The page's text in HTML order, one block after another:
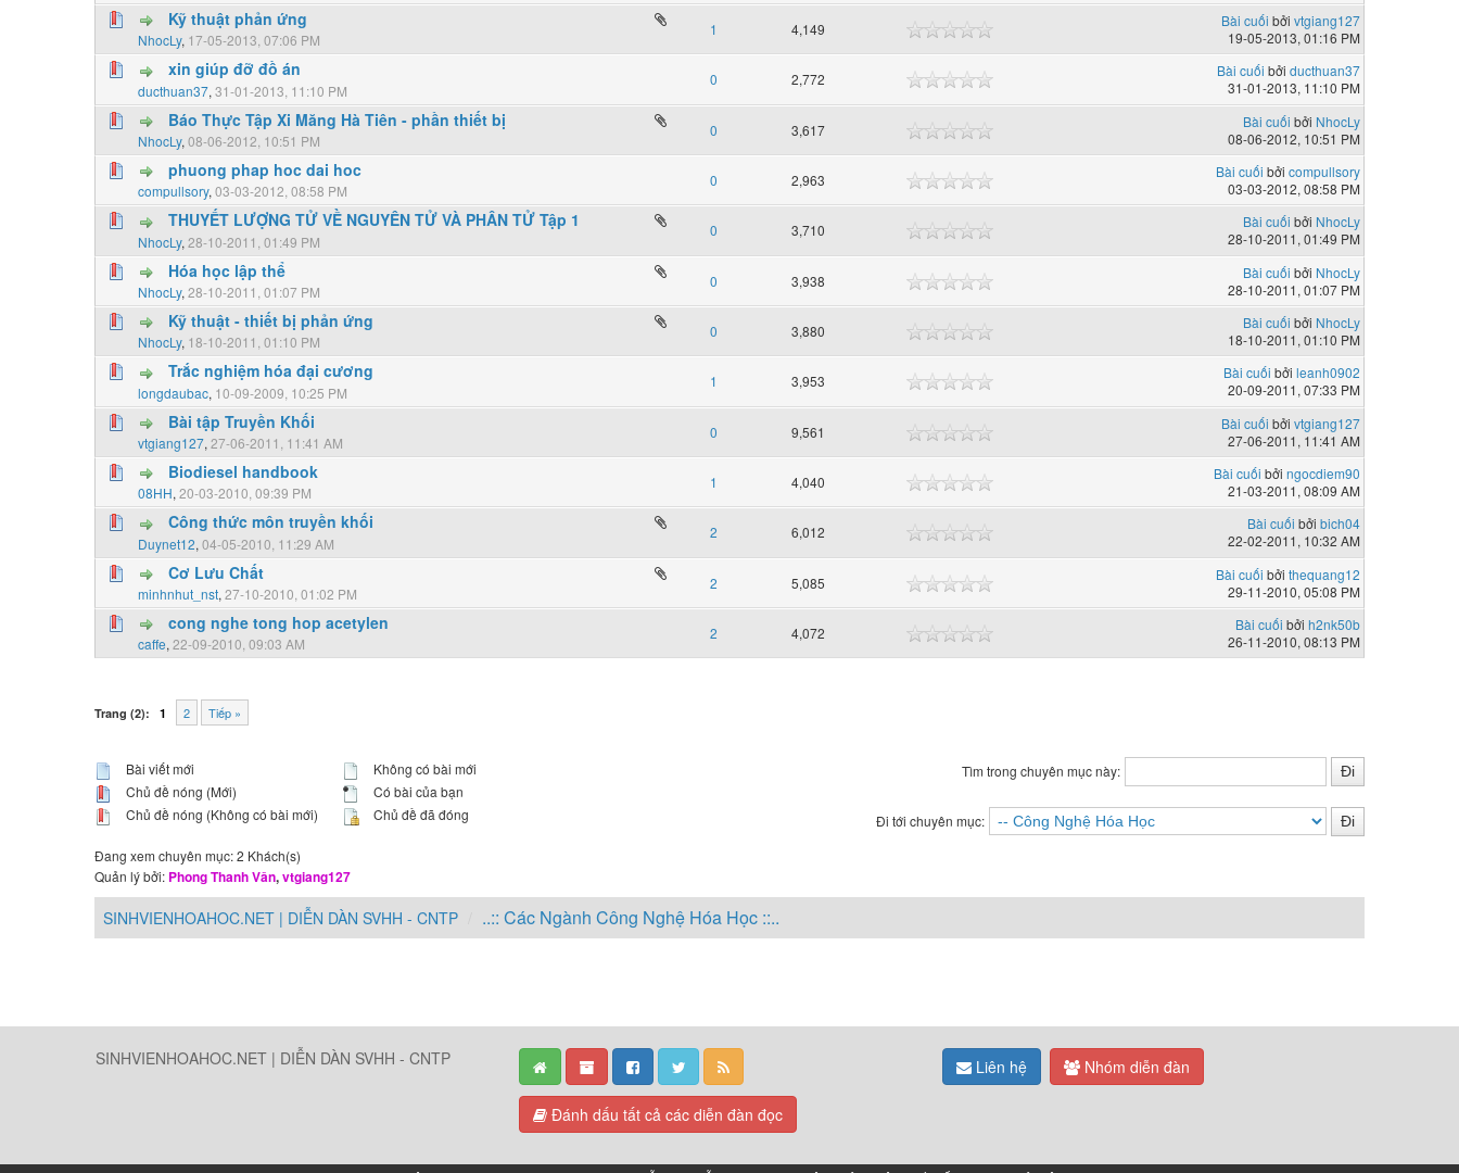
Kỹ thuật phản ứng
NhocLy, 17-05-2013, 07:06 PM
1 4,149
0 Vote(s) - 0 vượt quá 5 sao Bài cuối bởi vtgiang127
19-05-2013, 01:16 PM
xin giúp đỡ đồ án
ducthuan37, 31-01-2013, 11:10 PM
0 2,772
0 Vote(s) - 0 vượt quá 5 sao Bài cuối bởi ducthuan37
31-01-2013, 11:10 PM
Báo Thực Tập Xi Măng Hà Tiên - phần thiết bị
NhocLy, 08-06-2012, 10:51 PM
0 3,617
0 Vote(s) - 0 vượt quá 5 sao
12345 Bài cuối bởi NhocLy
08-06-2012, 10:51 PM
phuong phap hoc dai hoc
compullsory, 03-03-2012, 08:58 PM
0 2,963
0 Vote(s) - 0 vượt quá 5 sao Bài cuối bởi compullsory
03-03-2012, 08:58 PM
THUYẾT LƯỢNG TỬ VỀ NGUYÊN TỬ VÀ PHÂN TỬ Tập 1
NhocLy, 28-10-2011, 01:49 PM
0 3,710
0 Vote(s) - 0 vượt quá 5 sao
12345 Bài cuối bởi NhocLy
28-10-2011, 01:49 PM
Hóa học lập thể
NhocLy, 28-10-2011, 01:07 PM
0 3,938
0 Vote(s) - 0 vượt quá 5 sao Bài cuối bởi NhocLy
28-10-2011, 01:07 PM
Kỹ thuật - thiết bị phản ứng
NhocLy, 18-10-2011, 01:10 PM
0 3,880
0 Vote(s) - 0 vượt quá 5 sao
1 Bài cuối bởi NhocLy
18-10-2011, 01:10 PM
Trắc nghiệm hóa đại cương
longdaubac, 10-09-2009, 10:25 PM
1 3,953
0 Vote(s) - 0 vượt quá 5 sao
1 Bài cuối bởi leanh0902
20-09-2011, 07:33 PM
Bài tập Truyền Khối
vtgiang127, 27-06-2011, 11:41 AM
0 9,561
0 Vote(s) - 0 vượt quá 5 sao Bài cuối bởi vtgiang127
27-06-2011, 11:41 AM
Biodiesel handbook
08HH, 20-03-2010, 09:39 PM
1 4,040
0 Vote(s) - 0 vượt quá 5 sao Bài cuối bởi ngocdiem90
21-03-2011, 08:09 AM
Công thức môn truyền khối
Duynet12, 04-05-2010, 11:29 AM
2 6,012
0 Vote(s) - 0 vượt quá 5 sao
1 Bài cuối bởi bich04
22-02-2011, 10:32 AM
Cơ Lưu Chất
minhnhut_nst, 27-10-2010, 01:02 PM
2 5,085 Bài cuối bởi thequang12
29-11-2010, 05:08 PM
cong nghe tong hop acetylen
caffe, 22-09-2010, 09:03 AM
2 4,072
0 Vote(s) - 0 vượt quá 5 sao
123 Bài cuối bởi h2nk50b
26-11-2010, 08:13 PM
Trang (2): 1 2 Tiếp »
Bài viết mới
Chủ đề nóng (Mới)
Chủ đề nóng (Không có bài mới)
Không có bài mới
Có bài của bạn
Chủ đề đã đóng
Tìm trong chuyên mục này:
Đi tới chuyên mục:
Đang xem chuyên mục: 2 Khách(s)
Quản lý bởi: Phong Thanh Vân,vtgiang127
SINHVIENHOAHOC.NET | DIỄN DÀN SVHH - CNTP ..:: Các Ngành Công Nghệ Hóa Học ::..
SINHVIENHOAHOC.NET | DIỄN DÀN SVHH - CNTP
Đánh dấu tất cả các diễn đàn đọc
Liên hệ Nhóm diễn đàn